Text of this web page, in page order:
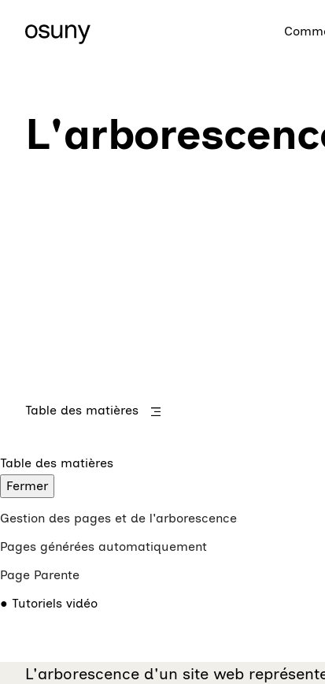
Table des matières
Table des matières
Fermer
Gestion des pages et de l'arborescence
Pages générées automatiquement
Page Parente
Tutoriels vidéo
L'arborescence d'un site web